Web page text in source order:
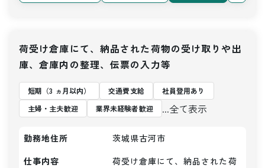
荷受け倉庫にて、納品された荷物の受け取りや出
庫、倉庫内の整理、伝票の入力等
短期（3 ヵ月以内） 交通費支給
社員登用あり
主婦・主夫歓迎
業界未経験者歓迎 ...全て表示
勤務地住所
茨城県古河市
仕事内容
荷受け倉庫にて、納品された荷